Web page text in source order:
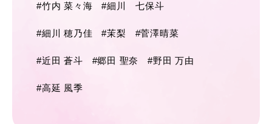
#竹内 菜々海 #細川 七保斗
#細川 穂乃佳 #茉梨 #菅澤晴菜
#近田 蒼斗 #郷田 聖奈 #野田 万由
#高延 風季